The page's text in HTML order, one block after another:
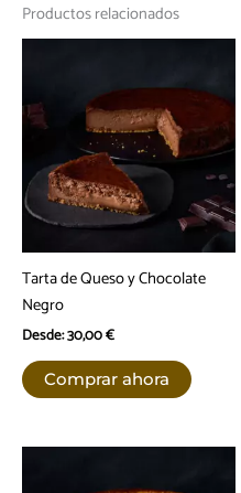
Productos relacionados
Tarta de Queso y Chocolate
Negro
Desde:30,00€
Comprar ahora
producto
múltiples